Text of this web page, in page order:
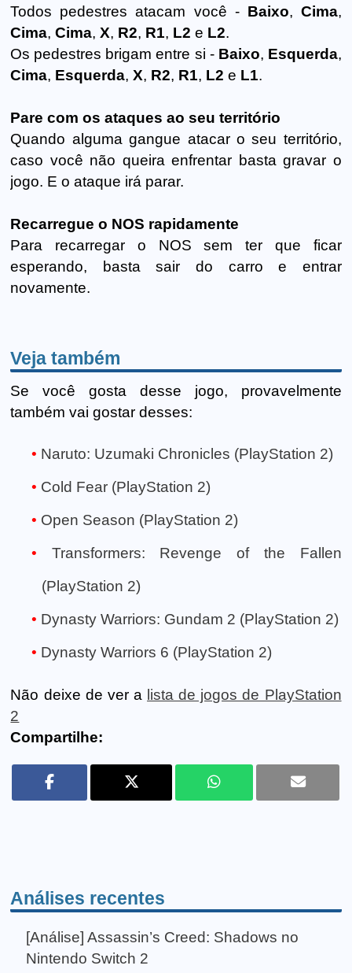
Todos pedestres atacam você - Baixo, Cima,
Cima,Cima,X, R2, R1, L2 e L2.
Os pedestres brigam entre si - Baixo, Esquerda,
Cima, Esquerda,X, R2, R1, L2 e L1.
Pare com os ataques ao seu território
Quando alguma gangue atacar o seu território,
caso você não queira enfrentar basta gravar o
jogo. E o ataque irá parar.
Recarregue o NOS rapidamente
Para recarregar o NOS sem ter que ficar
esperando, basta sair do carro e entrar
novamente.
Veja também
Se você gosta desse jogo, provavelmente
também vai gostar desses:
Naruto: Uzumaki Chronicles (PlayStation 2)
Cold Fear (PlayStation 2)
Open Season (PlayStation 2)
Transformers: Revenge of the Fallen
(PlayStation 2)
Dynasty Warriors: Gundam 2 (PlayStation 2)
Dynasty Warriors 6 (PlayStation 2)
Não deixe de ver a lista de jogos de PlayStation
2
Compartilhe:
Análises recentes
[Análise] Assassin’s Creed: Shadows no
Nintendo Switch 2